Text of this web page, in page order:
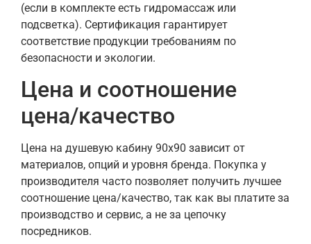
(если в комплекте есть гидромассаж или
подсветка). Сертификация гарантирует
соответствие продукции требованиям по
безопасности и экологии.
Цена и соотношение
цена/качество
Цена на душевую кабину 90х90 зависит от
материалов, опций и уровня бренда. Покупка у
производителя часто позволяет получить лучшее
соотношение цена/качество, так как вы платите за
производство и сервис, а не за цепочку
посредников.